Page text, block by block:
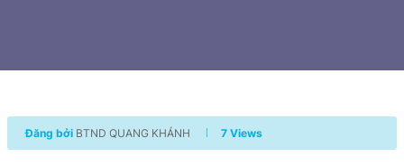
Đăng bởi BTND QUANG KHÁNH 7 Views